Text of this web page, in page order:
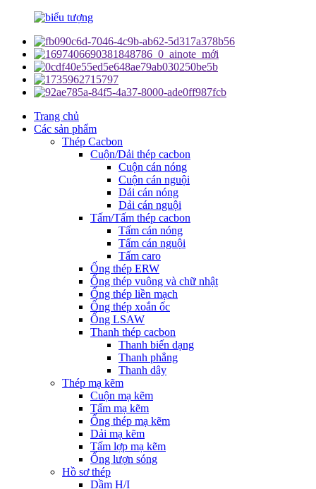
Trang chủ
Các sản phẩm
Thép Cacbon
Cuộn/Dải thép cacbon
Cuộn cán nóng
Cuộn cán nguội
Dải cán nóng
Dải cán nguội
Tấm/Tấm thép cacbon
Tấm cán nóng
Tấm cán nguội
Tấm caro
Ống thép ERW
Ống thép vuông và chữ nhật
Ống thép liền mạch
Ống thép xoắn ốc
Ống LSAW
Thanh thép cacbon
Thanh biến dạng
Thanh phẳng
Thanh dây
Thép mạ kẽm
Cuộn mạ kẽm
Tấm mạ kẽm
Ống thép mạ kẽm
Dải mạ kẽm
Tấm lợp mạ kẽm
Ống lượn sóng
Hồ sơ thép
Dầm H/I